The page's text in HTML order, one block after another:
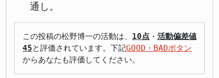
通し。
この投稿の松野博一の活動は、 10点 ・ 活動偏差値
45と評価されています。下記GOOD・BADボタン
からあなたも評価してください。